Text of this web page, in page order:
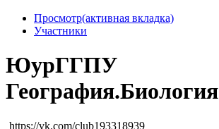
Просмотр(активная вкладка)
Участники
ЮурГГПУ
География.Биология
https://vk.com/club193318939